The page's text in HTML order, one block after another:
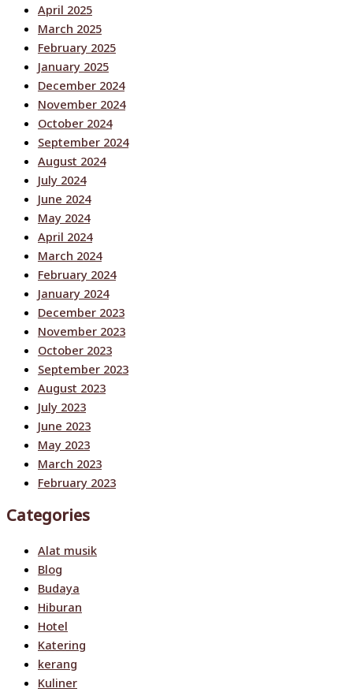
April 2025
March 2025
February 2025
January 2025
December 2024
November 2024
October 2024
September 2024
August 2024
July 2024
June 2024
May 2024
April 2024
March 2024
February 2024
January 2024
December 2023
November 2023
October 2023
September 2023
August 2023
July 2023
June 2023
May 2023
March 2023
February 2023
Categories
Alat musik
Blog
Budaya
Hiburan
Hotel
Katering
kerang
Kuliner